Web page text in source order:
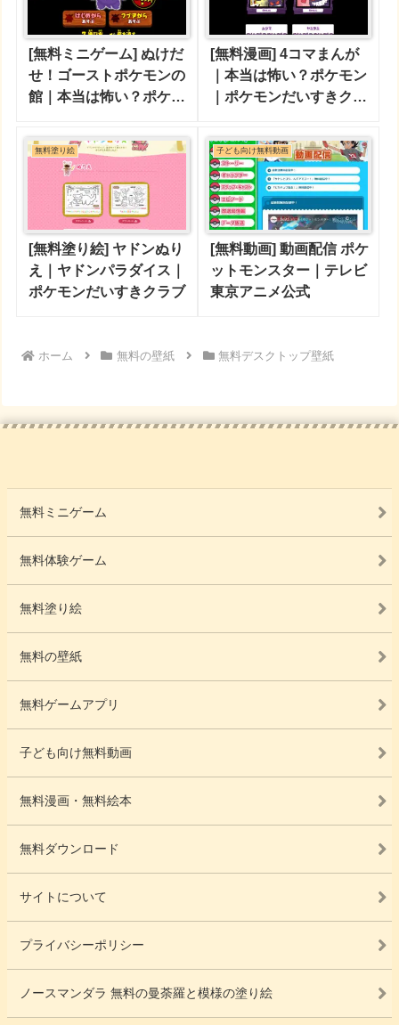
[無料ミニゲーム] ぬけだ
せ！ゴーストポケモンの
館｜本当は怖い？ポケモ
ラブ
[無料漫画] 4コマまんが
｜本当は怖い？ポケモン
｜ポケモンだいすきクラ
無料塗り絵
[無料塗り絵] ヤドンぬり
え｜ヤドンパラダイス｜
ポケモンだいすきクラブ
子ども向け無料動画
[無料動画] 動画配信 ポケ
ットモンスター｜テレビ
東京アニメ公式
ホーム 無料の壁紙 無料デスクトップ壁紙
無料ミニゲーム
無料体験ゲーム
無料塗り絵
無料の壁紙
無料ゲームアプリ
子ども向け無料動画
無料漫画・無料絵本
無料ダウンロード
サイトについて
プライバシーポリシー
ノースマンダラ 無料の曼荼羅と模様の塗り絵